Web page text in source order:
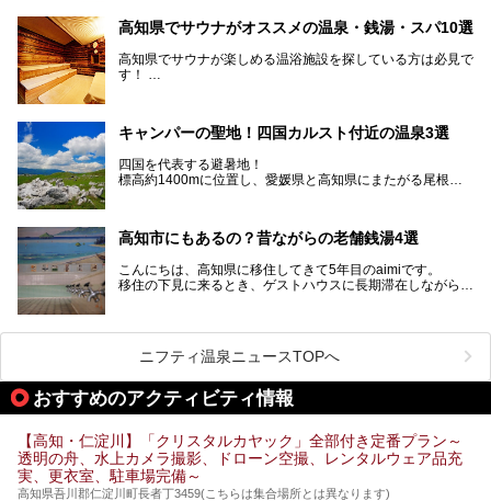
魅力がぎゅっと詰まった県です。
高知県はまた、カツオのたたきをはじめとする海産物や清流
で育つ川魚、大皿にごちそうがどっさり盛られた皿鉢料理、
柚子などの柑橘類、地酒といったグルメが充実していること
でも知られます。ここでは、温泉とあわせて自然の景観やグ
高知県でサウナがオススメの温泉・銭湯・スパ10選
高知県でサウナが楽しめる温浴施設を探している方は必見で
す！
ぜひこれを読んで高知のサウナ探しの参考してくださいね！
キャンパーの聖地！四国カルスト付近の温泉3選
四国を代表する避暑地！
標高約1400mに位置し、愛媛県と高知県にまたがる尾根沿
が見れる場所。
帰り温泉（お風呂）がありません。
中でもライターおすすめの３つの温泉をご紹介します。
などが問題なければ、温泉に入ってから向かうことをオスス
メします。
なぜなら最寄り温泉でも車で４０分、山を降りていかねばな
りませんからね…！！
もしくは、翌日キャンプ帰りに立ち寄るのもおすすめです。
それでは見ていきましょう。
高知市にもあるの？昔ながらの老舗銭湯4選
こんにちは、高知県に移住してきて5年目のaimiです。
移住の下見に来るとき、ゲストハウスに長期滞在しながら観
高知市というと、高知県の人口の半分が集まっているにぎや
かなイメージがある方も多いかと思いますが、昔ながらの老
舗銭湯がけっこうな数あるのですよ。
規模は小さいながら、元気に営業中なので観光がてら訪問し
てみてはいかがでしょう？
Kですよ♪
それではチェックしてきましょう♪
ニフティ温泉ニュースTOPへ
おすすめのアクティビティ情報
【高知・仁淀川】「クリスタルカヤック」全部付き定番プラン～
透明の舟、水上カメラ撮影、ドローン空撮、レンタルウェア品充
実、更衣室、駐車場完備～
高知県吾川郡仁淀川町長者丁3459(こちらは集合場所とは異なります)